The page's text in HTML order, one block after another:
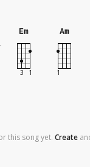
Em Am
this song yet. Create